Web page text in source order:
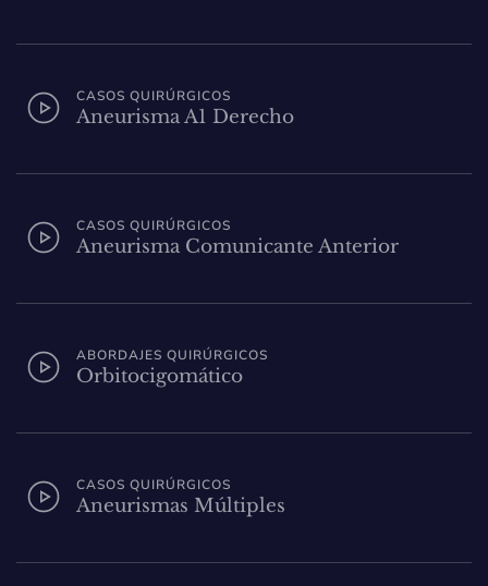
CASOS QUIRÚRGICOS
Aneurisma A1 Derecho
CASOS QUIRÚRGICOS
Aneurisma Comunicante Anterior
ABORDAJES QUIRÚRGICOS
Orbitocigomático
CASOS QUIRÚRGICOS
Aneurismas Múltiples